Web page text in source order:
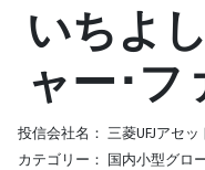
いちよ
ャー･フ
投信会社名： 三菱UFJアセ
カテゴリー： 国内小型グロ